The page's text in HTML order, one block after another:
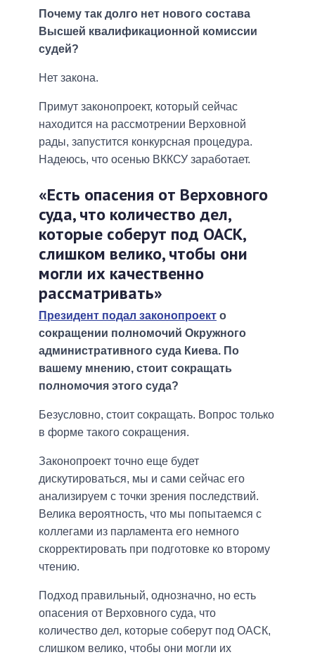
Почему так долго нет нового состава
Высшей квалификационной комиссии
судей?
Нет закона.
Примут законопроект, который сейчас
находится на рассмотрении Верховной
рады, запустится конкурсная процедура.
Надеюсь, что осенью ВККСУ заработает.
«Есть опасения от Верховного
суда, что количество дел,
которые соберут под ОАСК,
слишком велико, чтобы они
могли их качественно
рассматривать»
Президент подал законопроект о
сокращении полномочий Окружного
административного суда Киева. По
вашему мнению, стоит сокращать
полномочия этого суда?
Безусловно, стоит сокращать. Вопрос только
в форме такого сокращения.
Законопроект точно еще будет
дискутироваться, мы и сами сейчас его
анализируем с точки зрения последствий.
Велика вероятность, что мы попытаемся с
коллегами из парламента его немного
скорректировать при подготовке ко второму
чтению.
Подход правильный, однозначно, но есть
опасения от Верховного суда, что
количество дел, которые соберут под ОАСК,
слишком велико, чтобы они могли их